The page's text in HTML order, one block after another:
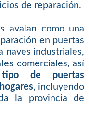
de reparación.
avalan como una
en puertas
naves industriales,
comerciales, así
tipo de puertas
, incluyendo
la provincia de